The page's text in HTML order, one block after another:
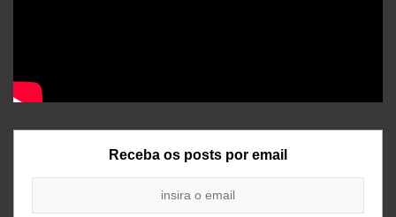
Receba os posts por email